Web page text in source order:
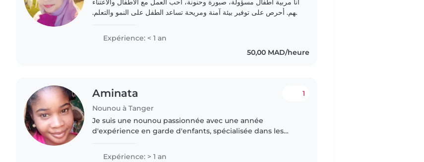
بهم. أحرص على توفير بيئة آمنة ومريحة تساعد الطفل على النمو والتعلم.
Expérience: < 1 an
50,00 MAD/heure
Aminata
Nounou à Tanger
1
Je suis une nounou passionnée avec une année
d'expérience en garde d'enfants, spécialisée dans les
suis drôle, patiente..
Expérience: > 1 an